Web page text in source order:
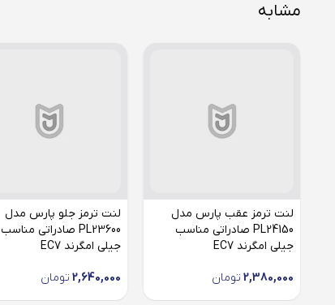
مشابه
لنت ترمز عقب پارس مدل
PL24150 صادراتی مناسب
جیلی امگرند EC7
2,380,000 تومان
لنت ترمز جلو پارس مدل
PL23600 صادراتی مناسب
جیلی امگرند EC7
2,640,000 تومان